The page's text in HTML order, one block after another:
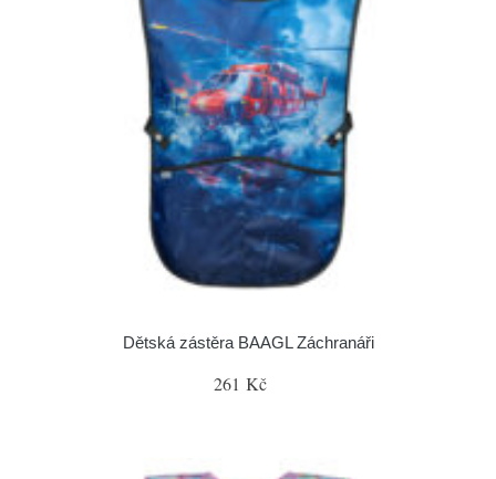
Dětská zástěra BAAGL Záchranáři
261 Kč